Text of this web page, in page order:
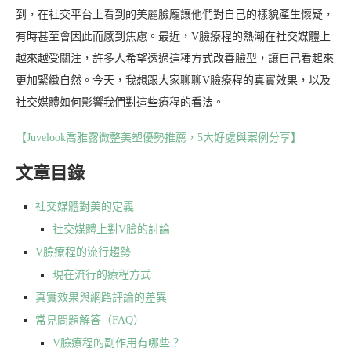
到，在社交平台上看到的美麗臉龐讓他們對自己的樣貌產生懷疑，
有時甚至會因此而感到焦慮。最近，V臉療程的熱潮在社交媒體上
越來越受關注，許多人希望透過這種方式改善臉型，讓自己看起來
更加緊緻自然。今天，我想跟大家聊聊V臉療程的真實效果，以及
社交媒體如何影響我們對這些療程的看法。
【Juvelook喬雅露微整美塑優勢推薦，5大好處與案例分享】
文章目錄
社交媒體對美的定義
社交媒體上對V臉的討論
V臉療程的流行趨勢
現在流行的療程方式
真實效果與網路評論的差異
常見問題解答（FAQ）
V臉療程的副作用有哪些？